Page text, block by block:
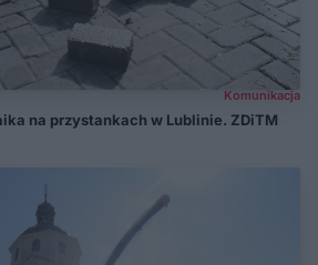
Komunikacja
na przystankach w Lublinie. ZDiTM